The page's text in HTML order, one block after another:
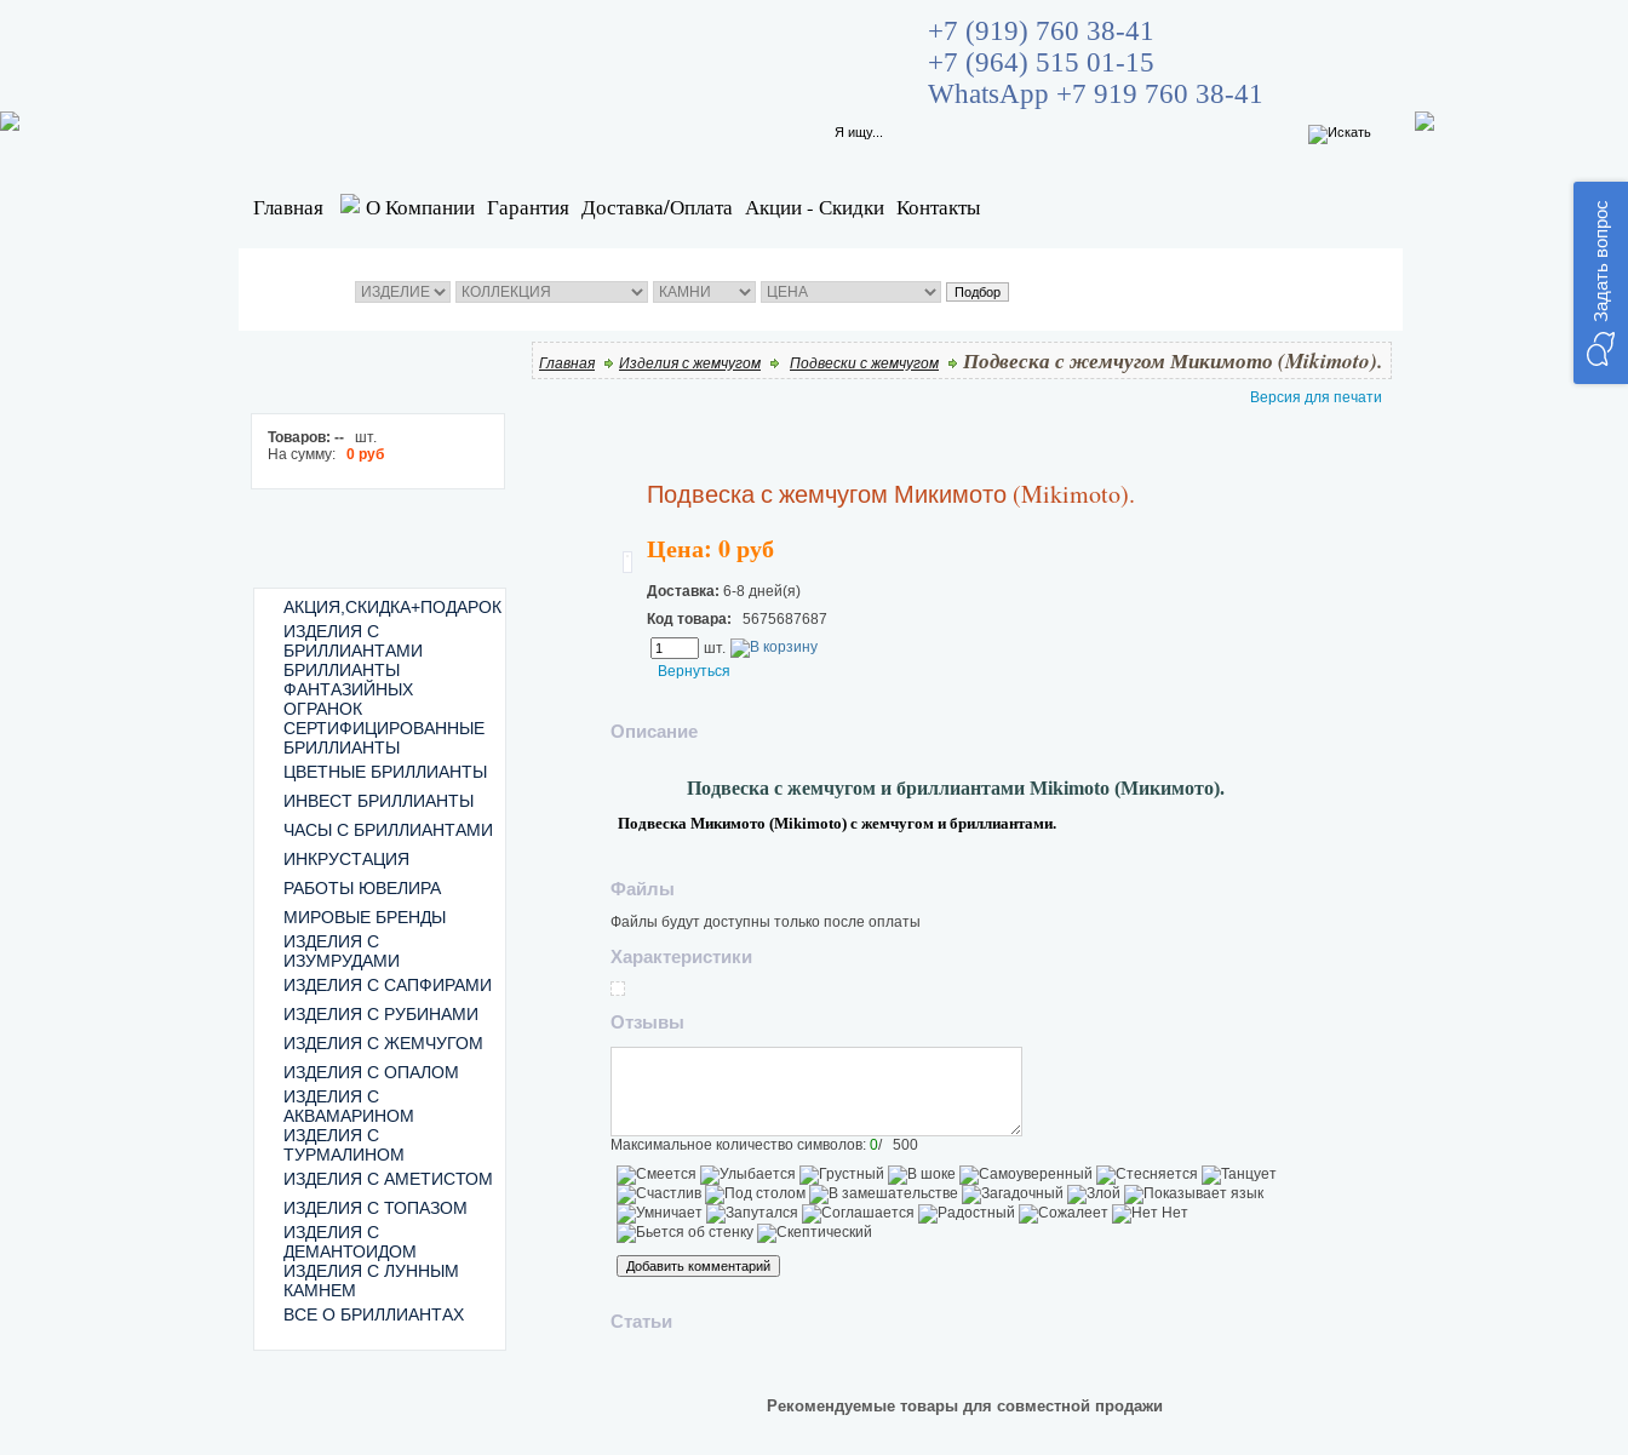
+7 (919) 760 38-41
+7 (964) 515 01-15
WhatsApp +7 919 760 38-41
Главная О Компании Гарантия Доставка/Оплата Акции - Скидки Контакты
Товаров: -- шт.
На сумму:
0 руб
АКЦИЯ,СКИДКА+ПОДАРОК
ИЗДЕЛИЯ С
БРИЛЛИАНТАМИ
БРИЛЛИАНТЫ
ФАНТАЗИЙНЫХ
ОГРАНОК
СЕРТИФИЦИРОВАННЫЕ
БРИЛЛИАНТЫ
ЦВЕТНЫЕ БРИЛЛИАНТЫ
ИНВЕСТ БРИЛЛИАНТЫ
ЧАСЫ С БРИЛЛИАНТАМИ
ИНКРУСТАЦИЯ
РАБОТЫ ЮВЕЛИРА
МИРОВЫЕ БРЕНДЫ
ИЗДЕЛИЯ С
ИЗУМРУДАМИ
ИЗДЕЛИЯ С САПФИРАМИ
ИЗДЕЛИЯ С РУБИНАМИ
ИЗДЕЛИЯ С ЖЕМЧУГОМ
ИЗДЕЛИЯ С ОПАЛОМ
ИЗДЕЛИЯ С
АКВАМАРИНОМ
ИЗДЕЛИЯ С
ТУРМАЛИНОМ
ИЗДЕЛИЯ С АМЕТИСТОМ
ИЗДЕЛИЯ С ТОПАЗОМ
ИЗДЕЛИЯ С
ДЕМАНТОИДОМ
ИЗДЕЛИЯ С ЛУННЫМ
КАМНЕМ
ВСЕ О БРИЛЛИАНТАХ
Главная Изделия с жемчугом Подвески с жемчугом Подвеска с жемчугом Микимото (Mikimoto).
Версия для печати
Подвеска с жемчугом Микимото (Mikimoto).
Цена: 0 руб
Доставка: 6-8 дней(я)
Код товара: 5675687687
шт.
Вернуться
Описание
Подвеска с жемчугом и бриллиантами Mikimoto (Микимото).
Подвеска Микимото (Mikimoto) с жемчугом и бриллиантами.
Файлы
Файлы будут доступны только после оплаты
Характеристики
Отзывы
Максимальное количество символов: 0/ 500
Статьи
Рекомендуемые товары для совместной продажи
Задать вопрос